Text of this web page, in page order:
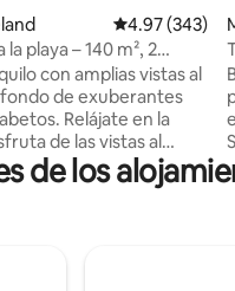
5; 79 evaluaciones
Calificación
4.97 (343)
playa – 140 m², 2
de artista
con amplias vistas al
de exuberantes
en la
de las vistas al
100 pies, de las
de sol o pasea
de los